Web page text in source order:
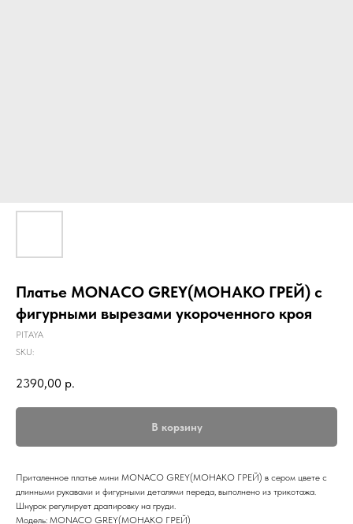
Платье MONACO GREY(МОНАКО ГРЕЙ) с
фигурными вырезами укороченного кроя
PITAYA
SKU:
2390,00 р.
В корзину
Приталенное платье мини MONACO GREY(МОНАКО ГРЕЙ) в сером цвете с
длинными рукавами и фигурными деталями переда, выполнено из трикотажа.
Шнурок регулирует драпировку на груди.
Модель: MONACO GREY(МОНАКО ГРЕЙ)